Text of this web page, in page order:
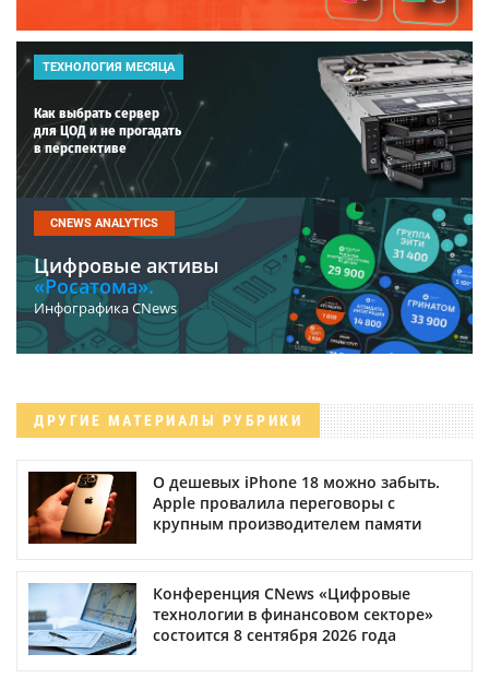
ТЕХНОЛОГИЯ МЕСЯЦА
Как выбрать сервер
для ЦОД и не прогадать
в перспективе
CNEWS ANALYTICS
Цифровые активы
«Росатома».
Инфографика CNews
ДРУГИЕ МАТЕРИАЛЫ РУБРИКИ
О дешевых iPhone 18 можно забыть.
Apple провалила переговоры с
крупным производителем памяти
Конференция CNews «Цифровые
технологии в финансовом секторе»
состоится 8 сентября 2026 года